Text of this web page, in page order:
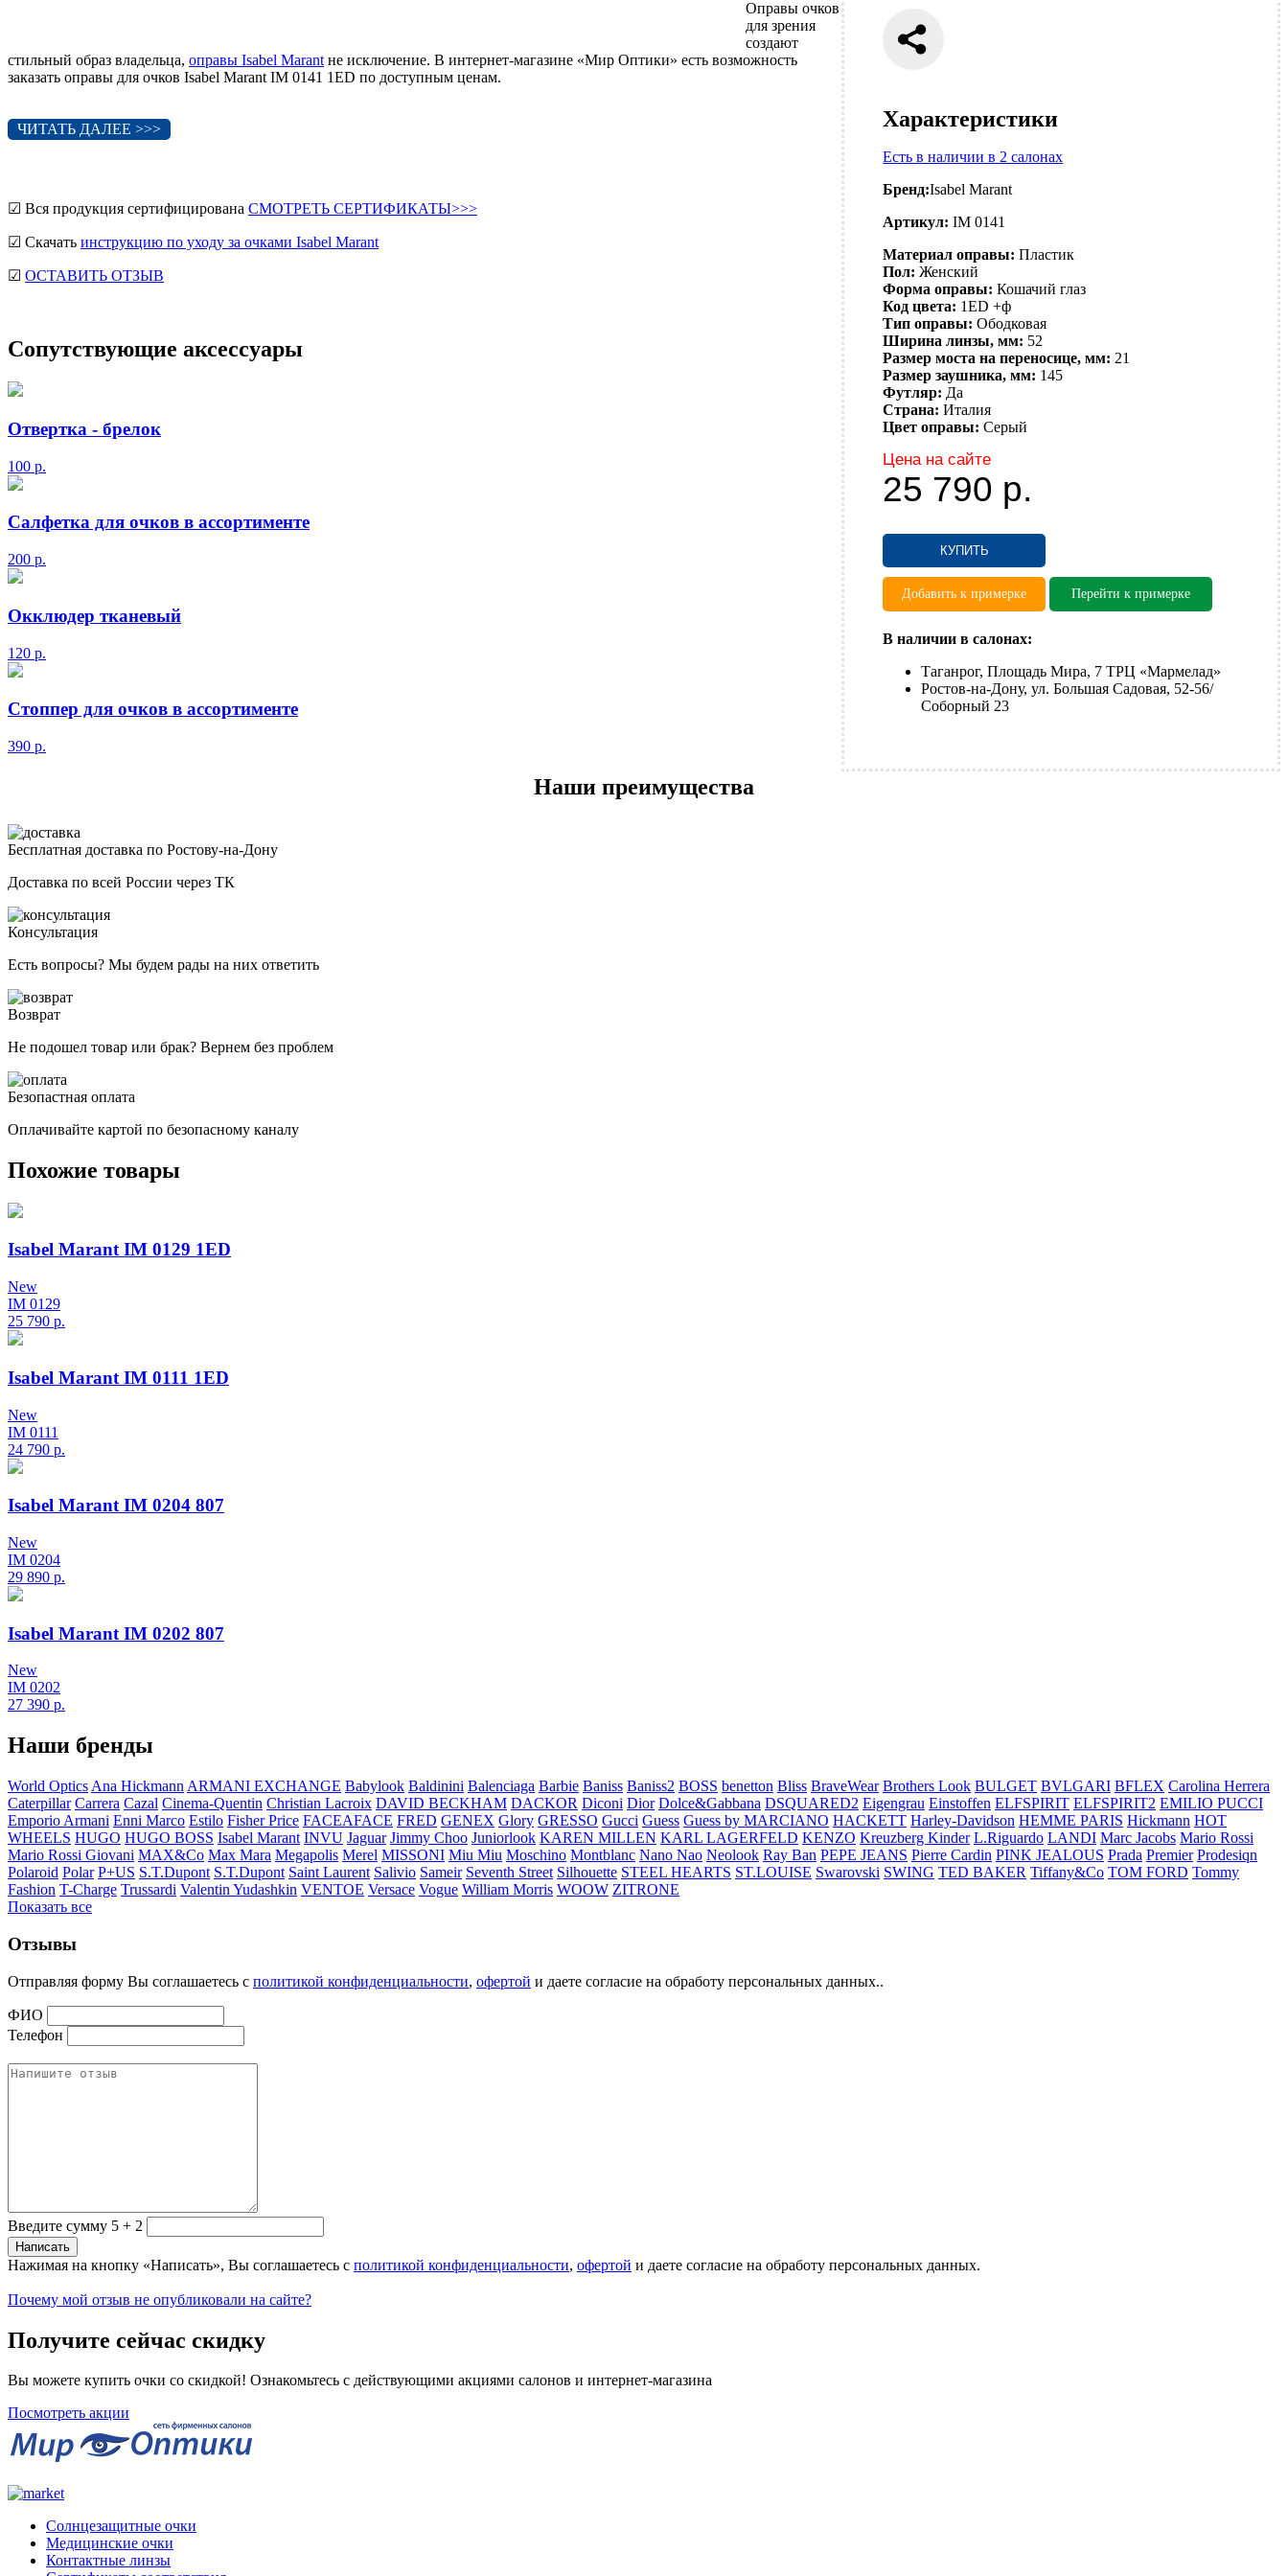
Характеристики
Есть в наличии в 2 салонах
Бренд:Isabel Marant
Артикул: IM 0141
Материал оправы: Пластик
Пол: Женский
Форма оправы: Кошачий глаз
Код цвета: 1ED +ф
Тип оправы: Ободковая
Ширина линзы, мм: 52
Размер моста на переносице, мм: 21
Размер заушника, мм: 145
Футляр: Да
Страна: Италия
Цвет оправы: Серый
Цена на сайте
25 790 р.
КУПИТЬ
Добавить к примерке Перейти к примерке
В наличии в салонах:
Таганрог, Площадь Мира, 7 ТРЦ «Мармелад»
Ростов-на-Дону, ул. Большая Садовая, 52-56/
Соборный 23
Оправы очков
для зрения
создают
стильный образ владельца, оправы Isabel Marant не исключение. В интернет-магазине «Мир Оптики» есть возможность
заказать оправы для очков Isabel Marant IM 0141 1ED по доступным ценам.
ЧИТАТЬ ДАЛЕЕ >>>
☑ Вся продукция сертифицирована СМОТРЕТЬ СЕРТИФИКАТЫ>>>
☑ Скачать инструкцию по уходу за очками Isabel Marant
☑ ОСТАВИТЬ ОТЗЫВ
Сопутствующие аксессуары
Отвертка - брелок
100 р.
Салфетка для очков в ассортименте
200 р.
Окклюдер тканевый
120 р.
Стоппер для очков в ассортименте
390 р.
Наши преимущества
Бесплатная доставка по Ростову-на-Дону
Доставка по всей России через ТК
Консультация
Есть вопросы? Мы будем рады на них ответить
Возврат
Не подошел товар или брак? Вернем без проблем
Безопастная оплата
Оплачивайте картой по безопасному каналу
Похожие товары
Isabel Marant IM 0129 1ED
New
IM 0129
25 790 р.
Isabel Marant IM 0111 1ED
New
IM 0111
24 790 р.
Isabel Marant IM 0204 807
New
IM 0204
29 890 р.
Isabel Marant IM 0202 807
New
IM 0202
27 390 р.
Наши бренды
World Optics Ana Hickmann ARMANI EXCHANGE Babylook Baldinini Balenciaga Barbie Baniss Baniss2 BOSS benetton Bliss BraveWear Brothers Look BULGET BVLGARI BFLEX Carolina Herrera
Caterpillar Carrera Cazal Cinema-Quentin Christian Lacroix DAVID BECKHAM DACKOR Diconi Dior Dolce&Gabbana DSQUARED2 Eigengrau Einstoffen ELFSPIRIT ELFSPIRIT2 EMILIO PUCCI
Emporio Armani Enni Marco Estilo Fisher Price FACEAFACE FRED GENEX Glory GRESSO Gucci Guess Guess by MARCIANO HACKETT Harley-Davidson HEMME PARIS Hickmann HOT
WHEELS HUGO HUGO BOSS Isabel Marant INVU Jaguar Jimmy Choo Juniorlook KAREN MILLEN KARL LAGERFELD KENZO Kreuzberg Kinder L.Riguardo LANDI Marc Jacobs Mario Rossi
Mario Rossi Giovani MAX&Co Max Mara Megapolis Merel MISSONI Miu Miu Moschino Montblanc Nano Nao Neolook Ray Ban PEPE JEANS Pierre Cardin PINK JEALOUS Prada Premier Prodesiqn
Polaroid Polar P+US S.T.Dupont S.T.Dupont Saint Laurent Salivio Sameir Seventh Street Silhouette STEEL HEARTS ST.LOUISE Swarovski SWING TED BAKER Tiffany&Co TOM FORD Tommy
Fashion T-Charge Trussardi Valentin Yudashkin VENTOE Versace Vogue William Morris WOOW ZITRONE
Показать все
Отзывы
Отправляя форму Вы соглашаетесь с политикой конфиденциальности, офертой и даете согласие на обработу персональных данных..
ФИО
Телефон
Введите сумму 5 + 2
Нажимая на кнопку «Написать», Вы соглашаетесь с политикой конфиденциальности, офертой и даете согласие на обработу персональных данных.
Почему мой отзыв не опубликовали на сайте?
Получите сейчас скидку
Вы можете купить очки со скидкой! Ознакомьтесь с действующими акциями салонов и интернет-магазина
Посмотреть акции
Солнцезащитные очки
Медицинские очки
Контактные линзы